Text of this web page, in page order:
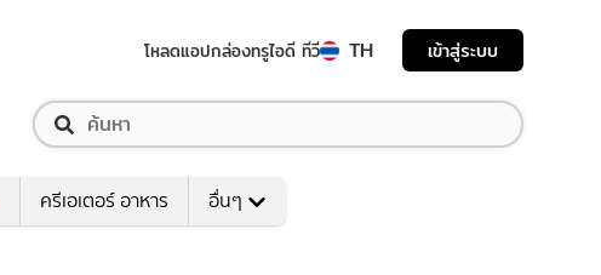
โหลดแอปกล่องทรูไอดี ทีวี TH เข้าสู่ระบบ
ครีเอเตอร์ อาหาร อื่นๆ